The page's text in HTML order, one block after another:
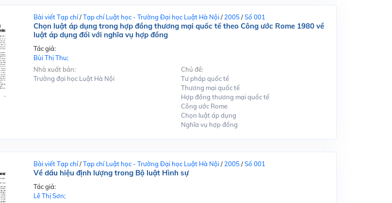
Bài viết Tạp chí/Tạp chí Luật học - Trường Đại học Luật Hà Nội/ 2005/Số 001
Chọn luật áp dụng trong hợp đồng thương mại quốc tế theo Công ước Rome 1980 về
luật áp dụng đối với nghĩa vụ hợp đồng
Tác giả:
Bùi Thị Thu;
Nhà xuất bản:
Trường đại học Luật Hà Nội
Chủ đề:
Tư pháp quốc tế
Thương mại quốc tế
Hợp đồng thương mại quốc tế
Công ước Rome
Chọn luật áp dụng
Nghĩa vụ hợp đồng
Bài viết Tạp chí/Tạp chí Luật học - Trường Đại học Luật Hà Nội/ 2005/Số 001
Về dấu hiệu định lượng trong Bộ luật Hình sự
Tác giả:
Lê Thị Sơn;